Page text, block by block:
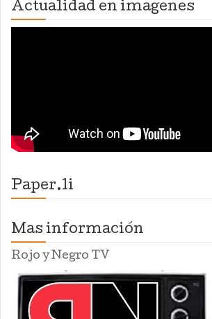
Actualidad en imagenes
Paper.li
Mas información
Rojo y Negro TV